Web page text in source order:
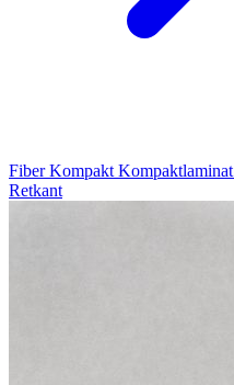
Fiber Kompakt Kompaktlaminat
Retkant